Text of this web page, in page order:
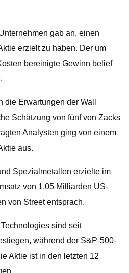
gab an, einen
erzielt zu haben. Der um
bereinigte Gewinn belief
Erwartungen der Wall
Schätzung von fünf von Zacks
Analysten ging von einem
aus.
Spezialmetallen erzielte im
von 1,05 Milliarden US-
von Street entsprach.
sind seit
während der S&P-500-
Aktie ist in den letzten 12